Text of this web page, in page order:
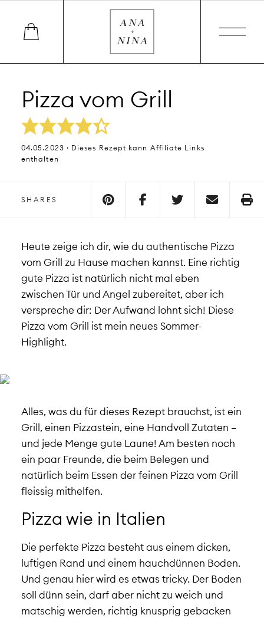
Pizza vom Grill
04.05.2023 · Dieses Rezept kann Affiliate Links
enthalten
SHARES
Heute zeige ich dir, wie du authentische Pizza
vom Grill zu Hause machen kannst. Eine richtig
gute Pizza ist natürlich nicht mal eben
zwischen Tür und Angel zubereitet, aber ich
verspreche dir: Der Aufwand lohnt sich! Diese
Pizza vom Grill ist mein neues Sommer-
Highlight.
Alles, was du für dieses Rezept brauchst, ist ein
Grill, einen Pizzastein, eine Handvoll Zutaten –
und jede Menge gute Laune! Am besten noch
ein paar Freunde, die beim Belegen und
natürlich beim Essen der feinen Pizza vom Grill
fleissig mithelfen.
Pizza wie in Italien
Die perfekte Pizza besteht aus einem dicken,
luftigen Rand und einem hauchdünnen Boden.
Und genau hier wird es etwas tricky. Der Boden
soll dünn sein, darf aber nicht zu weich und
matschig werden, richtig knusprig gebacken